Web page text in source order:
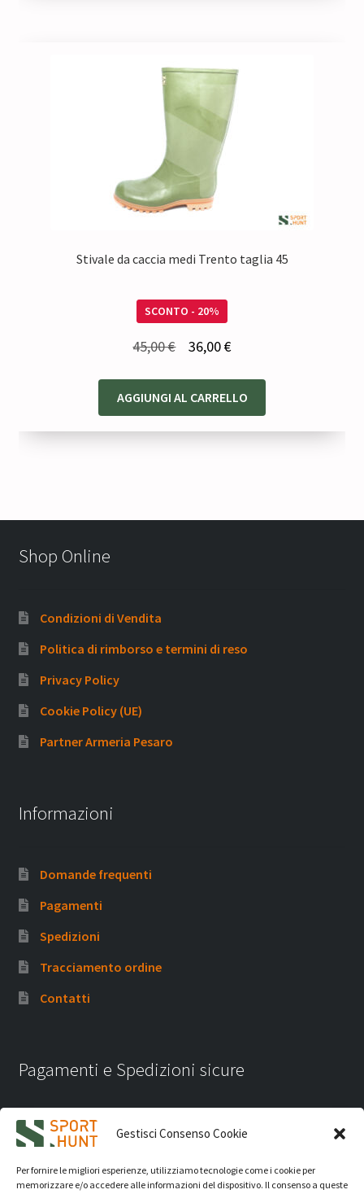
Gestisci Consenso Cookie
Per fornire le migliori esperienze, utilizziamo tecnologie come i cookie per
memorizzare e/o accedere alle informazioni del dispositivo. Il consenso a queste
Stivale da caccia medi Trento taglia 45
SCONTO - 20%
45,00€
originale
era:
36,00€Il
attuale
è:
AGGIUNGI AL CARRELLO
Shop Online
Condizioni di Vendita
Politica di rimborso e termini di reso
Privacy Policy
Cookie Policy (UE)
Partner Armeria Pesaro
Informazioni
Domande frequenti
Pagamenti
Spedizioni
Tracciamento ordine
Contatti
Pagamenti e Spedizioni sicure